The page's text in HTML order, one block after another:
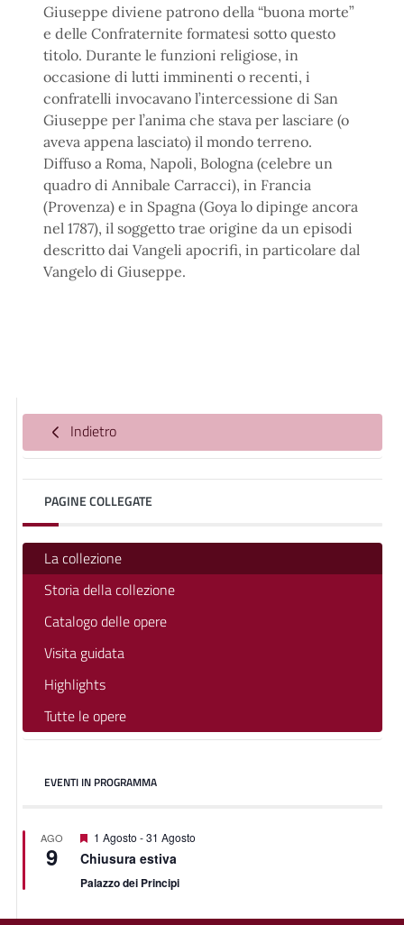
Giuseppe diviene patrono della “buona morte”
e delle Confraternite formatesi sotto questo
titolo. Durante le funzioni religiose, in
occasione di lutti imminenti o recenti, i
confratelli invocavano l’intercessione di San
Giuseppe per l’anima che stava per lasciare (o
aveva appena lasciato) il mondo terreno.
Diffuso a Roma, Napoli, Bologna (celebre un
quadro di Annibale Carracci), in Francia
(Provenza) e in Spagna (Goya lo dipinge ancora
nel 1787), il soggetto trae origine da un episodi
descritto dai Vangeli apocrifi, in particolare dal
Vangelo di Giuseppe.
Indietro
PAGINE COLLEGATE
La collezione
Storia della collezione
Catalogo delle opere
Visita guidata
Highlights
Tutte le opere
EVENTI IN PROGRAMMA
AGO
9
Featured
1 Agosto -31 Agosto
Chiusura estiva
Palazzo dei Principi